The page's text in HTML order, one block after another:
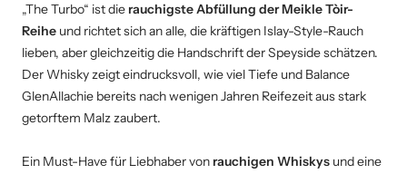
„The Turbo“ ist die rauchigste Abfüllung der Meikle Tòir-
Reihe und richtet sich an alle, die kräftigen Islay-Style-Rauch
lieben, aber gleichzeitig die Handschrift der Speyside schätzen.
Der Whisky zeigt eindrucksvoll, wie viel Tiefe und Balance
GlenAllachie bereits nach wenigen Jahren Reifezeit aus stark
getorftem Malz zaubert.
Ein Must-Have für Liebhaber von rauchigen Whiskys und eine